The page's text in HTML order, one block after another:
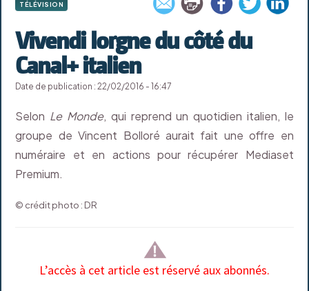
TÉLÉVISION
Vivendi lorgne du côté du
Canal+ italien
Date de publication : 22/02/2016 - 16:47
Selon Le Monde, qui reprend un quotidien italien, le
groupe de Vincent Bolloré aurait fait une offre en
numéraire et en actions pour récupérer Mediaset
Premium.
© crédit photo : DR
L’accès à cet article est réservé aux abonnés.